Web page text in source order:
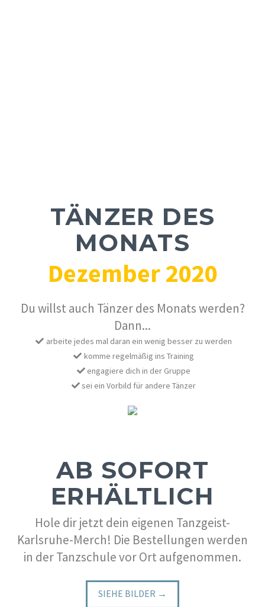
TÄNZER DES
MONATS
Dezember 2020
Du willst auch Tänzer des Monats werden?
Dann...
arbeite jedes mal daran ein wenig besser zu werden
komme regelmäßig ins Training
engagiere dich in der Gruppe
sei ein Vorbild für andere Tänzer
AB SOFORT
ERHÄLTLICH
Hole dir jetzt dein eigenen Tanzgeist-
Karlsruhe-Merch! Die Bestellungen werden
in der Tanzschule vor Ort aufgenommen.
SIEHE BILDER →